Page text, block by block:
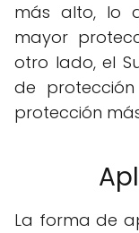
más alto, lo
mayor
otro lado, el
de
protección
La forma de